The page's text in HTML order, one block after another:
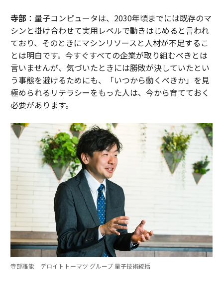
寺部 ：量子コンピュータは、2030年頃までには既存のマ
シンと掛け合わせて実用レベルで動きはじめると言われ
ており、そのときにマシンリソースと人材が不足するこ
とは明白です。今すぐすべての企業が取り組むべきとは
言いませんが、気づいたときには勝敗が決していたとい
う事態を避けるためにも、「いつから動くべきか」を見
極められるリテラシーをもった人は、今から育てておく
必要があります。
寺部雅能 デロイトトーマツ グループ 量子技術統括